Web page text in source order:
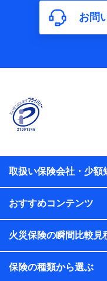
年数などの情報、ペッ
れます。
【共同して利用する
株式会社NTTドコモ
当社又は株式会社NTT
おけるユーザ登録受付
当社又は株式会社NTT
れらに付帯、関連する
会社のサービスを案内
析して、お客さまの趣
各種セミナーの開催の
コンサルティングサー
アンケートやキャンペ
上記に係る案内・手続
お問
取扱い保険会社・少額
おすすめコンテンツ
火災保険の瞬間比較見
保険の種類から選ぶ